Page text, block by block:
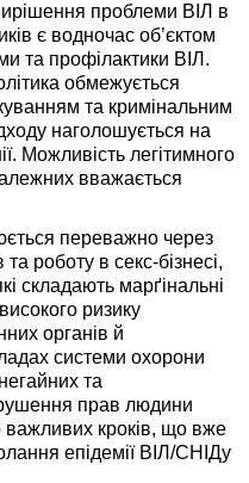
проблеми ВІЛ в
є водночас об’єктом
та профілактики ВІЛ.
обмежується
та кримінальним
наголошується на
Можливість легітимного
вважається
переважно через
роботу в секс-бізнесі,
складають марґінальні
ризику
органів й
системи охорони
та
прав людини
важливих кроків, що вже
епідемії ВІЛ/СНІДу